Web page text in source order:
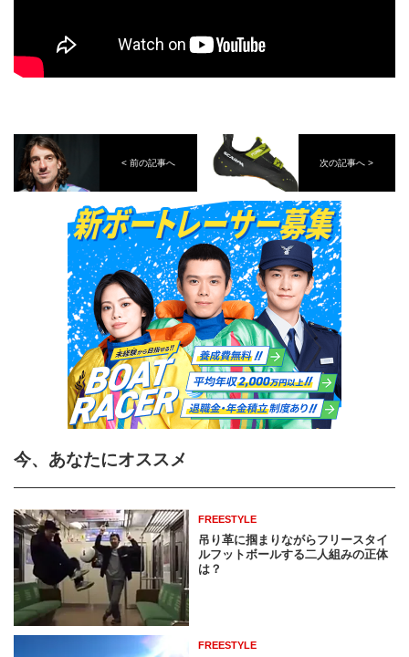
< 前の記事へ 次の記事へ >
今、あなたにオススメ
FREESTYLE
吊り革に掴まりながらフリースタイ
ルフットボールする二人組みの正体
は？
FREESTYLE